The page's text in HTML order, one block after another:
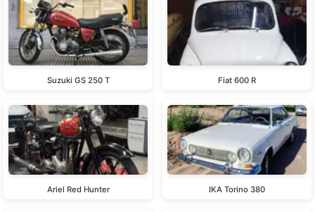
Suzuki GS 250 T Fiat 600 R
Ariel Red Hunter IKA Torino 380